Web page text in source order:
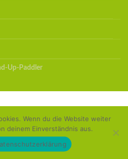
Up-Paddler
Wenn du die Website weiter
deinem Einverständnis aus.